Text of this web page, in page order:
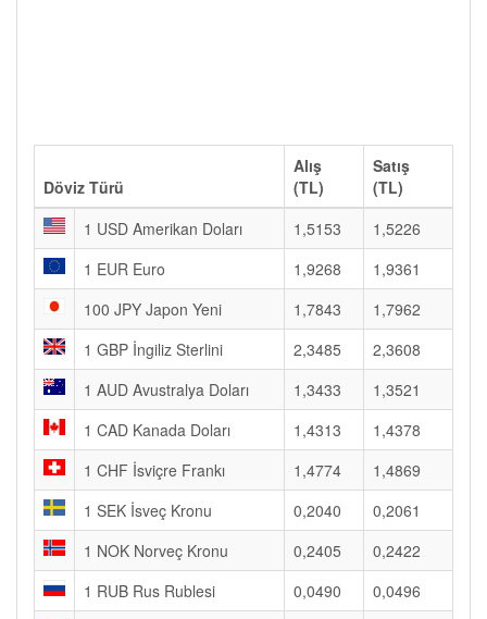
Döviz Türü
Alış
(TL)
Satış
(TL)
1 USD Amerikan Doları
1,5153
1,5226
1 EUR Euro
1,9268
1,9361
100 JPY Japon Yeni
1,7843
1,7962
1 GBP İngiliz Sterlini
2,3485
2,3608
1 AUD Avustralya Doları
1,3433
1,3521
1 CAD Kanada Doları
1,4313
1,4378
1 CHF İsviçre Frankı
1,4774
1,4869
1 SEK İsveç Kronu
0,2040
0,2061
1 NOK Norveç Kronu
0,2405
0,2422
1 RUB Rus Rublesi
0,0490
0,0496